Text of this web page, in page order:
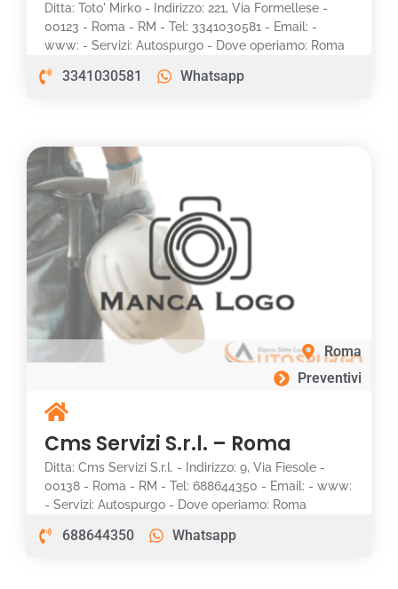
Ditta: Toto' Mirko - Indirizzo: 221, Via Formellese -
00123 - Roma - RM - Tel: 3341030581 - Email: -
www: - Servizi: Autospurgo - Dove operiamo: Roma
3341030581 Whatsapp
Roma
Preventivi
Cms Servizi S.r.l. – Roma
Ditta: Cms Servizi S.r.l. - Indirizzo: 9, Via Fiesole -
00138 - Roma - RM - Tel: 688644350 - Email: - www:
- Servizi: Autospurgo - Dove operiamo: Roma
688644350 Whatsapp